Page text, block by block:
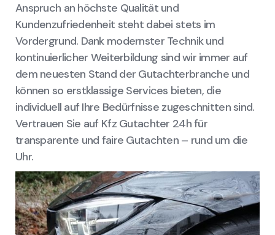
Anspruch an höchste Qualität und
Kundenzufriedenheit steht dabei stets im
Vordergrund. Dank modernster Technik und
kontinuierlicher Weiterbildung sind wir immer auf
dem neuesten Stand der Gutachterbranche und
können so erstklassige Services bieten, die
individuell auf Ihre Bedürfnisse zugeschnitten sind.
Vertrauen Sie auf Kfz Gutachter 24h für
transparente und faire Gutachten – rund um die
Uhr.